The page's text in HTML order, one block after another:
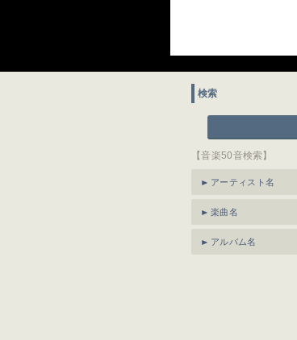
検索
【音楽50音検索】
アーティスト名
楽曲名
アルバム名